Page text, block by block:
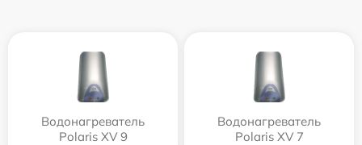
Водонагреватель
Polaris XV 9
Водонагреватель
Polaris XV 7